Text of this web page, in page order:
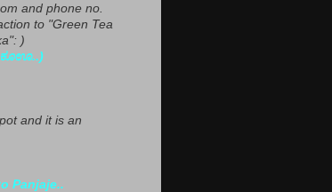
and phone no.
to "Green Tea
)
and it is an
Panjaje..